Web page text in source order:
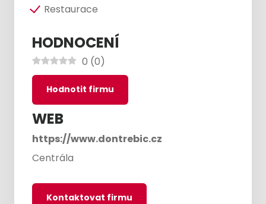
Restaurace
HODNOCENÍ
0 (0)
Hodnotit firmu
WEB
https://www.dontrebic.cz
Centrála
Kontaktovat firmu